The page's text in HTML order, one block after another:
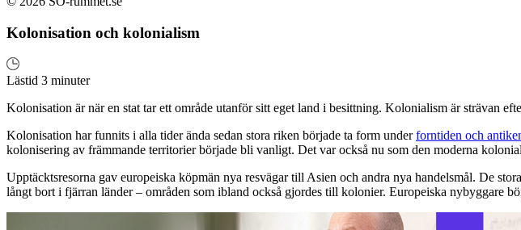
Kolonisation och kolonialism
Lästid 3 minuter
Kolonisation är när en stat tar ett område utanför sitt eget land i besittning. Kolonialism är strävan
Kolonisation har funnits i alla tider ända sedan stora riken började ta form underforntiden och
kolonisering av främmande territorier började bli vanligt. Det var också nu som den moderna
Upptäcktsresorna gav europeiska köpmän nya resvägar till Asien och andra nya handelsmål. De
långt bort i fjärran länder – områden som ibland också gjordes till kolonier. Europeiska nybyggare